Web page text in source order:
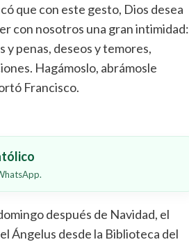
que con este gesto, Dios desea
con nosotros una gran intimidad:
y penas, deseos y temores,
Hagámoslo, abrámosle
Francisco.
después de Navidad, el
Ángelus desde la Biblioteca del